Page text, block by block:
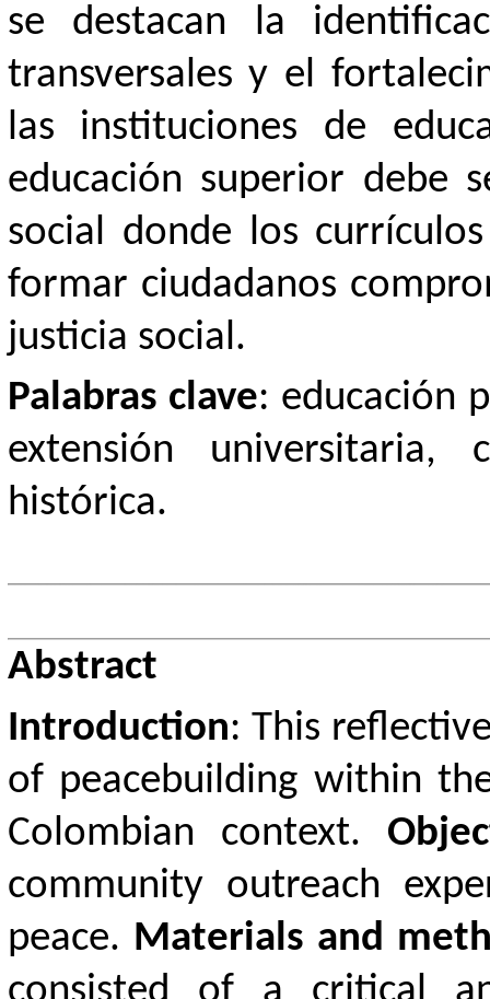
se destacan la
transversales y el
las instituciones de
educación superior debe
social donde los
formar ciudadanos
justicia social.
Palabras clave: educación
extensión universitaria,
histórica.
Abstract
Introduction: This
of peacebuilding within
Colombian context.
community outreach
peace. Materials and